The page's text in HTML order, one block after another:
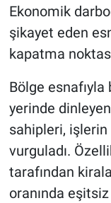
Ekonomik
şikayet eden
kapatma
Bölge
yerinde
sahipleri,
vurguladı.
tarafından
oranında eşitsiz